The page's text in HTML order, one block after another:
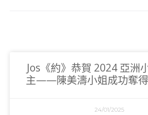
Jos《約》恭賀 2024 亞洲
主——陳美濤小姐成功奪
24/01/2025